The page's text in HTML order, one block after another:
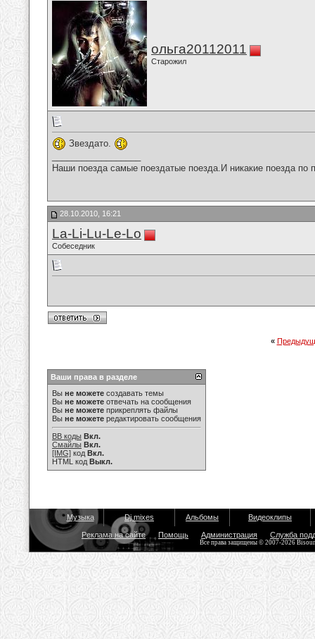
ольга20112011
Старожил
Звездато.
Наши поезда самые поездатые поезда.И никакие поезда по
28.10.2010, 16:21
La-Li-Lu-Le-Lo
Собеседник
«
Ваши права в разделе
Вы не можете создавать темы
Вы не можете отвечать на сообщения
Вы не можете прикреплять файлы
Вы не можете редактировать сообщения
BB коды Вкл.
Смайлы Вкл.
[IMG] код Вкл.
HTML код Выкл.
Музыка Dj mixes Альбомы Видеоклипы
Реклама на сайте Помощь Администрация Служба
Все права защищены © 2007-2026